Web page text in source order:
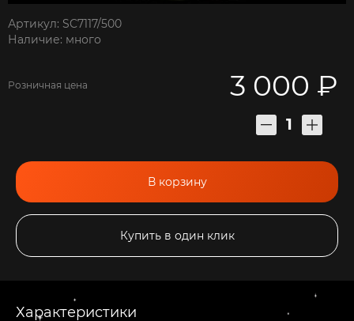
Артикул: SC7117/500
Наличие: много
Розничная цена 3 000 ₽
В корзину
Купить в один клик
Характеристики